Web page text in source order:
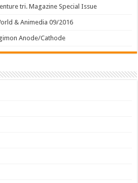
tri. Magazine Special Issue
& Animedia 09/2016
Anode/Cathode